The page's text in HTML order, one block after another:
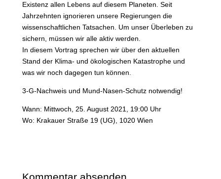
Existenz allen Lebens auf diesem Planeten. Seit
Jahrzehnten ignorieren unsere Regierungen die
wissenschaftlichen Tatsachen. Um unser Überleben zu
sichern, müssen wir alle aktiv werden.
In diesem Vortrag sprechen wir über den aktuellen
Stand der Klima- und ökologischen Katastrophe und
was wir noch dagegen tun können.
3-G-Nachweis und Mund-Nasen-Schutz notwendig!
Wann: Mittwoch, 25. August 2021, 19:00 Uhr
Wo: Krakauer Straße 19 (UG), 1020 Wien